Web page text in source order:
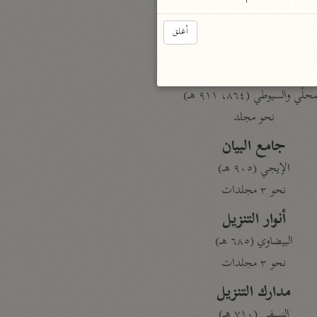
والسيوطي (٨٦٤، ٩١١ هـ)
نحو مجلد
جامع البيان
الإيجي (٩٠٥ هـ)
نحو ٣ مجلدات
أنوار التنزيل
البيضاوي (٦٨٥ هـ)
نحو ٣ مجلدات
مدارك التنزيل
أغلق